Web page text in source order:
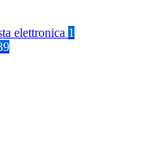
elettronica 1